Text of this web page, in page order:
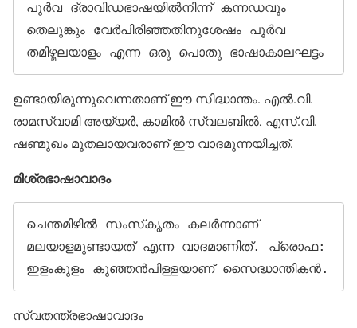
പൂര്‍വ ദ്രാവിഡഭാഷയില്‍നിന്ന് കന്നഡവും
തെലുങ്കും വേര്‍പിരിഞ്ഞതിനുശേഷം പൂര്‍വ
ഉണ്ടായിരുന്നുവെന്നതാണ് ഈ സിദ്ധാന്തം. എല്‍.വി.
രാമസ്വാമി അയ്യര്‍, കാമില്‍ സ്വലബില്‍, എസ്.വി.
ഷണ്മുഖം മുതലായവരാണ് ഈ വാദമുന്നയിച്ചത്.
മിശ്രഭാഷാവാദം
ചെന്തമിഴില്‍ സംസ്‌കൃതം കലര്‍ന്നാണ്
മലയാളമുണ്ടായത് എന്ന വാദമാണിത്. പ്രൊഫ:
ഇളംകുളം കുഞ്ഞന്‍പിള്ളയാണ് സൈദ്ധാന്തികന്‍.
സ്വതന്ത്രഭാഷാവാദം